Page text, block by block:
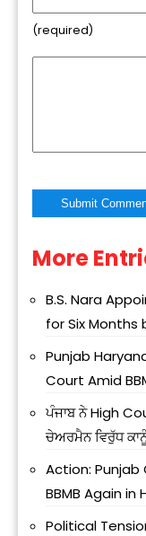
(required)
Alternative:
More
B.S. Nara
for Six Months
Punjab
Court Amid
ਪੰਜਾਬ ਨੇ High
ਚੇਅਰਮੈਨ ਵਿਰੁੱਧ
Action:
BBMB Again in
Political